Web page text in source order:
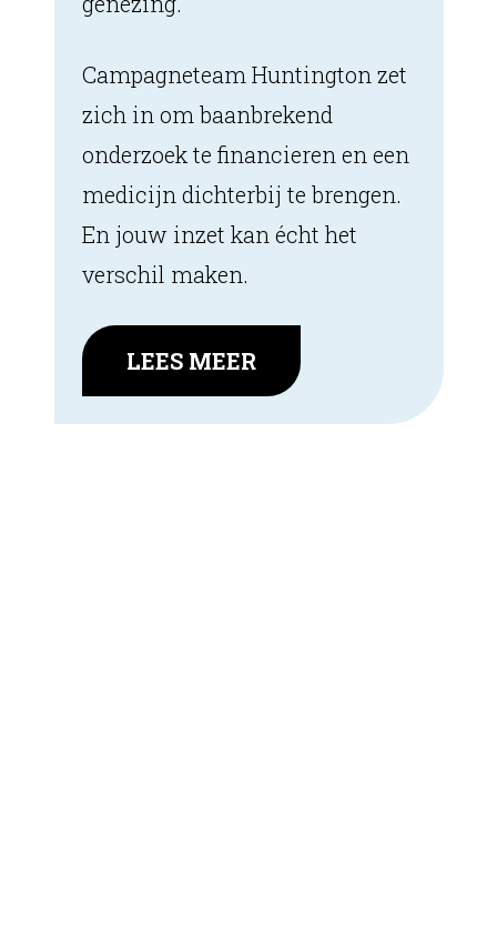
Campagneteam Huntington zet
zich in om baanbrekend
onderzoek te financieren en een
medicijn dichterbij te brengen.
En jouw inzet kan écht het
verschil maken.
LEES MEER